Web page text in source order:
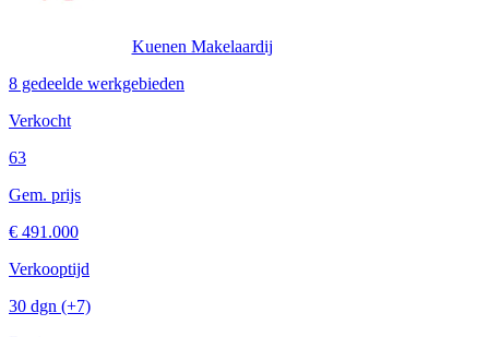
Kuenen Makelaardij
8 gedeelde werkgebieden
Verkocht
63
Gem. prijs
€ 491.000
Verkooptijd
30 dgn (+7)